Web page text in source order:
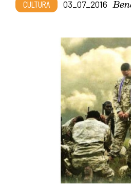
CULTURA 03_07_2016